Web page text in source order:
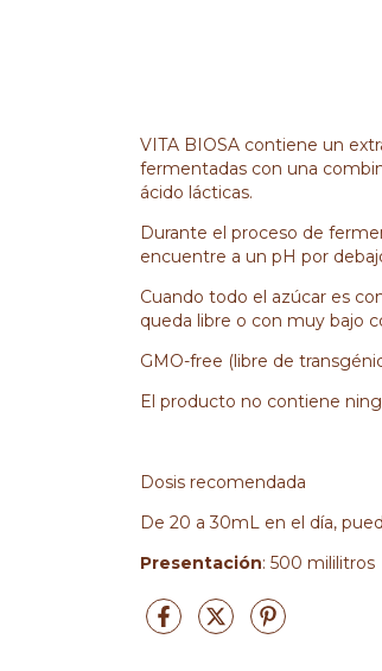
VITA BIOSA contiene un
fermentadas con una
ácido lácticas.
Durante el proceso de
encuentre a un pH por
Cuando todo el azúcar es
queda libre o con muy bajo
GMO-free (libre de
El producto no contiene
Dosis recomendada
De 20 a 30mL en el día,
Presentación: 500 mililitros